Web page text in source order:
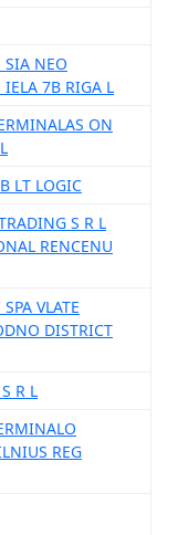
SIA NEO
IELA 7B RIGA L
ON
LT LOGIC
S R L
RENCENU
VLATE
DISTRICT
R L
REG